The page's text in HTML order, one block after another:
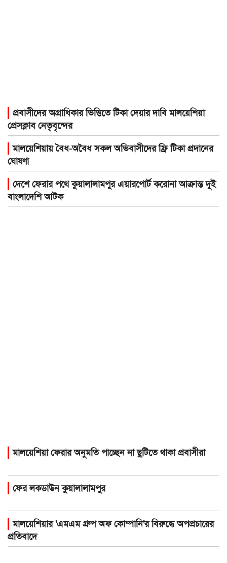
প্রবাসীদের অগ্রাধিকার ভিত্তিতে টিকা দেয়ার দাবি মালয়েশিয়া
প্রেসক্লাব নেতৃবৃন্দের
মালয়েশিয়ায় বৈধ-অবৈধ সকল অভিবাসীদের ফ্রি টিকা প্রদানের
ঘোষণা
দেশে ফেরার পথে কুয়ালালামপুর এয়ারপোর্ট করোনা আক্রান্ত দুই
বাংলাদেশি আটক
মালয়েশিয়া ফেরার অনুমতি পাচ্ছেন না ছুটিতে থাকা প্রবাসীরা
ফের লকডাউন কুয়ালালামপুর
মালয়েশিয়ার 'এমএম গ্রুপ অফ কোম্পানি'র বিরুদ্ধে অপপ্রচারের
প্রতিবাদে